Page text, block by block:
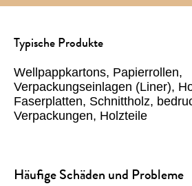
Typische Produkte
Wellpappkartons, Papierrollen,
Verpackungseinlagen (Liner),
Faserplatten, Schnittholz,
Verpackungen, Holzteile
Häufige Schäden und Probleme